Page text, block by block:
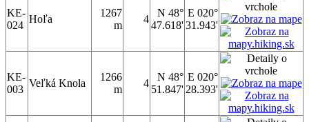
KE-
024
Hoľa
1267
m
4
N 48°
47.618'
E 020°
31.943'
KE-
003
Veľká Knola
1266
m
4
N 48°
51.847'
E 020°
28.393'